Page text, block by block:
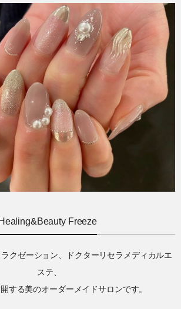
Freeze
クゼーション、ドクターリセラメディカルエ
ステ、
する美のオーダーメイドサロンです。